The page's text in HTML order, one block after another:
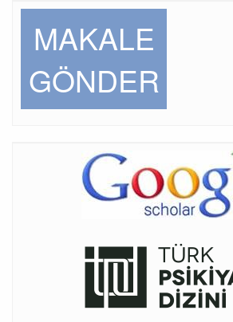
MAKALE
GÖNDER